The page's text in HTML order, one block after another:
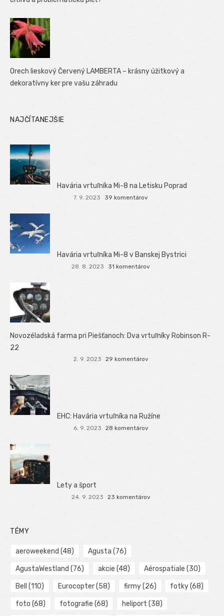
Orech lieskový Červený LAMBERTA – krásny úžitkový a
dekoratívny ker pre vašu záhradu
NAJČÍTANEJŠIE
Havária vrtuľníka Mi-8 na Letisku Poprad
7. 9. 2023 39 komentárov
Havária vrtuľníka Mi-8 v Banskej Bystrici
28. 8. 2023 31 komentárov
Novozéladská farma pri Piešťanoch: Dva vrtuľníky Robinson R-
22
2. 9. 2023 29 komentárov
EHC: Havária vrtuľníka na Ružíne
6. 9. 2023 28 komentárov
Lety a šport
24. 9. 2023 23 komentárov
TÉMY
aeroweekend (48) Agusta (76)
AgustaWestland (76) akcie (48) Aérospatiale (30)
Bell (110) Eurocopter(58) firmy(26) fotky(68)
foto (68) fotografie (68) heliport (38)